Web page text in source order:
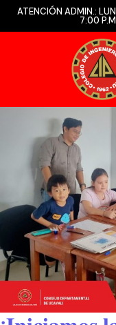
ATENCIÓN ADMIN.:
7:00